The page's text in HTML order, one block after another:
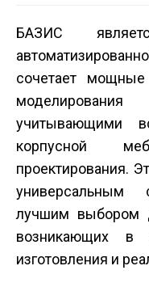
БАЗИС
сочетает
учитывающими
корпусной
проектирования.
универсальным
лучшим выбором
возникающих в
изготовления и